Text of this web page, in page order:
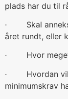
plads har du til
· Skal
året rundt, eller
· Hvor meget
· Hvordan vil
minimumskrav